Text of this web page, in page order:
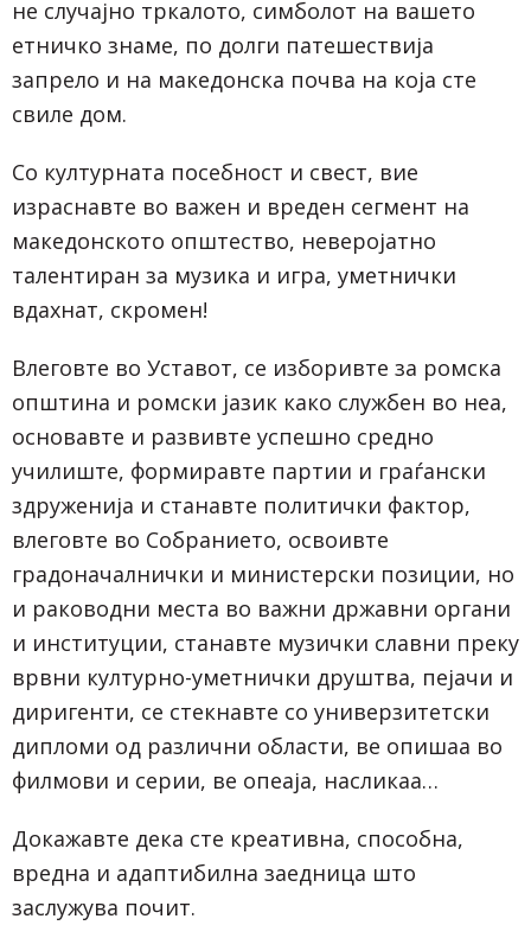
не случајно тркалото, симболот на вашето
етничко знаме, по долги патешествија
запрело и на македонска почва на која сте
свиле дом.
Со културната посебност и свест, вие
израснавте во важен и вреден сегмент на
македонското општество, неверојатно
талентиран за музика и игра, уметнички
вдахнат, скромен!
Влеговте во Уставот, се изборивте за ромска
општина и ромски јазик како службен во неа,
основавте и развивте успешно средно
училиште, формиравте партии и граѓански
здруженија и станавте политички фактор,
влеговте во Собранието, освоивте
градоначалнички и министерски позиции, но
и раководни места во важни државни органи
и институции, станавте музички славни преку
врвни културно-уметнички друштва, пејачи и
диригенти, се стекнавте со универзитетски
дипломи од различни области, ве опишаа во
филмови и серии, ве опеаја, насликаа…
Докажавте дека сте креативна, способна,
вредна и адаптибилна заедница што
заслужува почит.